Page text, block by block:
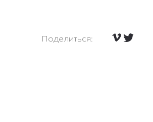
Поделиться: